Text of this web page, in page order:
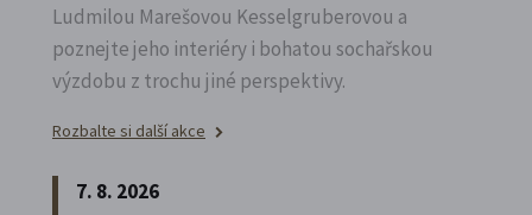
Ludmilou Marešovou Kesselgruberovou a
poznejte jeho interiéry i bohatou sochařskou
výzdobu z trochu jiné perspektivy.
Rozbalte si další akce
7. 8. 2026